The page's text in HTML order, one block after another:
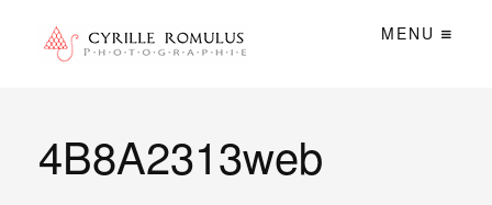
MENU
4B8A2313web